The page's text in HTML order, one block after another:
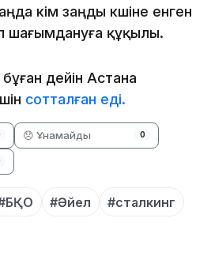
үкім заңды күшіне енген
шағымдануға құқылы.
дейін Астана
сотталған еді.
😞 Ұнамайды 0
#Әйел #сталкинг